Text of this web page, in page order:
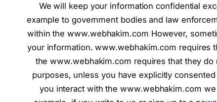
We will keep your information confidential
example to government bodies and law
within the www.webhakim.com However,
your information. www.webhakim.com requires
the www.webhakim.com requires that they
purposes, unless you have explicitly
you interact with the www.webhakim.com